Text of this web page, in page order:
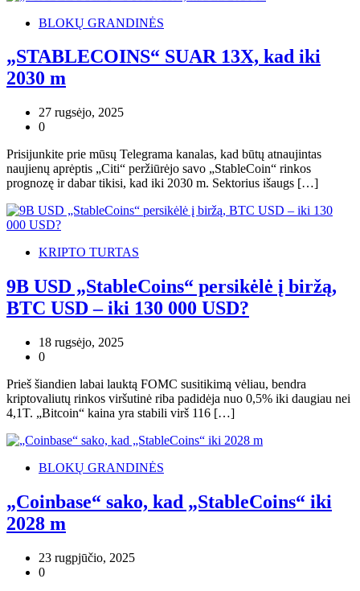
BLOKŲ GRANDINĖS
„STABLECOINS“ SUAR 13X, kad iki
2030 m
27 rugsėjo, 2025
0
Prisijunkite prie mūsų Telegrama kanalas, kad būtų atnaujintas
naujienų aprėptis „Citi“ peržiūrėjo savo „StableCoin“ rinkos
prognozę ir dabar tikisi, kad iki 2030 m. Sektorius išaugs […]
KRIPTO TURTAS
9B USD „StableCoins“ persikėlė į biržą,
BTC USD – iki 130 000 USD?
18 rugsėjo, 2025
0
Prieš šiandien labai lauktą FOMC susitikimą vėliau, bendra
kriptovaliutų rinkos viršutinė riba padidėja nuo 0,5% iki daugiau nei
4,1T. „Bitcoin“ kaina yra stabili virš 116 […]
BLOKŲ GRANDINĖS
„Coinbase“ sako, kad „StableCoins“ iki
2028 m
23 rugpjūčio, 2025
0